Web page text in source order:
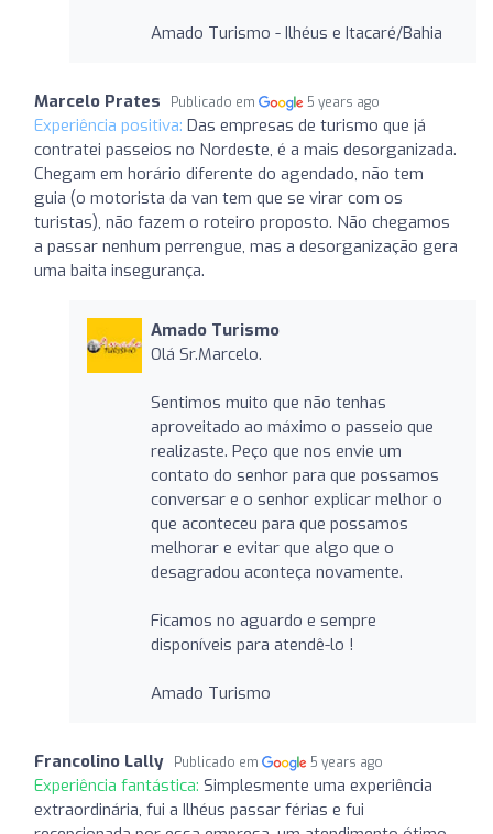
Amado Turismo - Ilhéus e Itacaré/Bahia
Marcelo Prates Publicado em 5 years ago
Experiência positiva: Das empresas de turismo que já
contratei passeios no Nordeste, é a mais desorganizada.
Chegam em horário diferente do agendado, não tem
guia (o motorista da van tem que se virar com os
turistas), não fazem o roteiro proposto. Não chegamos
a passar nenhum perrengue, mas a desorganização gera
uma baita insegurança.
Amado Turismo
Olá Sr.Marcelo.
Sentimos muito que não tenhas
aproveitado ao máximo o passeio que
realizaste. Peço que nos envie um
contato do senhor para que possamos
conversar e o senhor explicar melhor o
que aconteceu para que possamos
melhorar e evitar que algo que o
desagradou aconteça novamente.
Ficamos no aguardo e sempre
disponíveis para atendê-lo !
Amado Turismo
Francolino Lally Publicado em 5 years ago
Experiência fantástica: Simplesmente uma experiência
extraordinária, fui a Ilhéus passar férias e fui